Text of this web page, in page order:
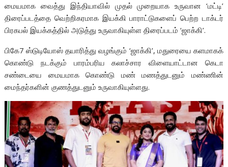
மையமாக வைத்து இந்தியாவில் முதல் முறையாக உருவான ‘மட்டி’
திரைப்படத்தை வெற்றிகரமாக இயக்கி பாராட்டுகளைப் பெற்ற டாக்டர்
பிரகபல் இயக்கத்தில் அடுத்து உருவாகியுள்ள திரைப்படம் ‘ஜாக்கி’.
பிகே7 ஸ்டுடியோஸ் தயாரித்து வழங்கும் ‘ஜாக்கி’, மதுரையை களமாகக்
கொண்டு நடக்கும் பாரம்பரிய கலாச்சார விளையாட்டான கெடா
சண்டையை மையமாக கொண்டு மண் மணத்துடனும் மண்ணின்
மைந்தர்களின் குணத்துடனும் உருவாகியுள்ளது.